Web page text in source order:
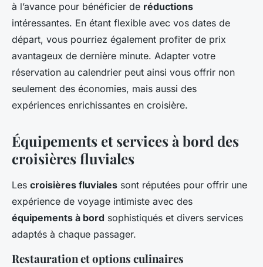
à l’avance pour bénéficier de réductions
intéressantes. En étant flexible avec vos dates de
départ, vous pourriez également profiter de prix
avantageux de dernière minute. Adapter votre
réservation au calendrier peut ainsi vous offrir non
seulement des économies, mais aussi des
expériences enrichissantes en croisière.
Équipements et services à bord des
croisières fluviales
Les croisières fluviales sont réputées pour offrir une
expérience de voyage intimiste avec des
équipements à bord sophistiqués et divers services
adaptés à chaque passager.
Restauration et options culinaires